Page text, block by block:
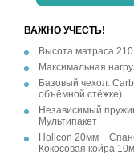
ВАЖНО УЧЕСТЬ!
Высота матраса
Максимальная
Базовый чехол:
объёмной стёжке)
Независимый
Мультипакет
Hollcon 20мм +
Кокосовая койра